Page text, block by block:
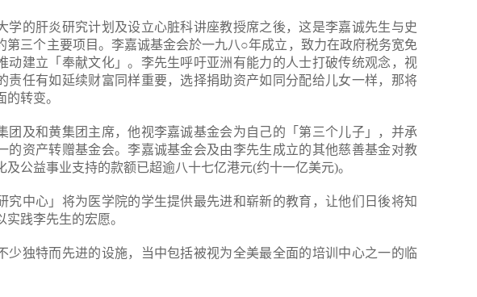
学的肝炎研究计划及设立心脏科讲座教授席之後，这是李嘉诚先生与史
第三个主要项目。李嘉诚基金会於一九八○年成立，致力在政府税务宽免
动建立「奉献文化」。李先生呼吁亚洲有能力的人士打破传统观念，视
责任有如延续财富同样重要，选择捐助资产如同分配给儿女一样，那将
的转变。
团及和黄集团主席，他视李嘉诚基金会为自己的「第三个儿子」，并承
的资产转赠基金会。李嘉诚基金会及由李先生成立的其他慈善基金对教
及公益事业支持的款额已超逾八十七亿港元(约十一亿美元)。
究中心」将为医学院的学生提供最先进和崭新的教育，让他们日後将知
实践李先生的宏愿。
少独特而先进的设施，当中包括被视为全美最全面的培训中心之一的临